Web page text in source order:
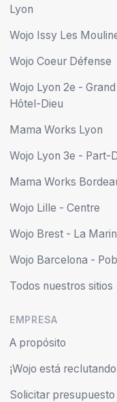
Lyon
Wojo Issy Les
Wojo Coeur Défense
Wojo Lyon 2e - Grand
Hôtel-Dieu
Mama Works Lyon
Wojo Lyon 3e - Part-
Mama Works
Wojo Lille - Centre
Wojo Brest - La
Wojo Barcelona -
Todos nuestros sitios
EMPRESA
A propósito
¡Wojo está
Solicitar presupuesto